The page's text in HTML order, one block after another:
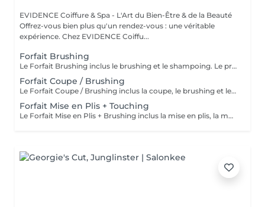
EVIDENCE Coiffure & Spa - L'Art du Bien-Être & de la Beauté
Offrez-vous bien plus qu'un rendez-vous : une véritable
expérience. Chez EVIDENCE Coiffu...
Forfait Brushing
Le Forfait Brushing inclus le brushing et le shampoing. Le prix pourra varier en fonction de la longueur des cheveux. Pour tout renseignement complémentaire, n'hésitez pas à nous appeler.
Forfait Coupe / Brushing
Le Forfait Coupe / Brushing inclus la coupe, le brushing et le shampoing. Le prix pourra varier en fonction de la longueur des cheveux. Pour tout renseignement complémentaire, n'hésitez pas à nous appeler.
Forfait Mise en Plis + Touching
Le Forfait Mise en Plis + Brushing inclus la mise en plis, la mousse et le shampoing. Le prix pourra varier en fonction de la longueur des cheveux. Pour tout renseignement complémentaire, n'hésitez pas à nous appeler.